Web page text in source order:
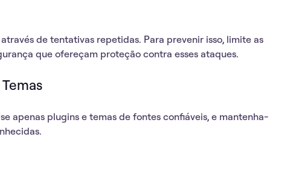
de tentativas repetidas. Para prevenir isso, limite as
que ofereçam proteção contra esses ataques.
apenas plugins e temas de fontes confiáveis, e mantenha-